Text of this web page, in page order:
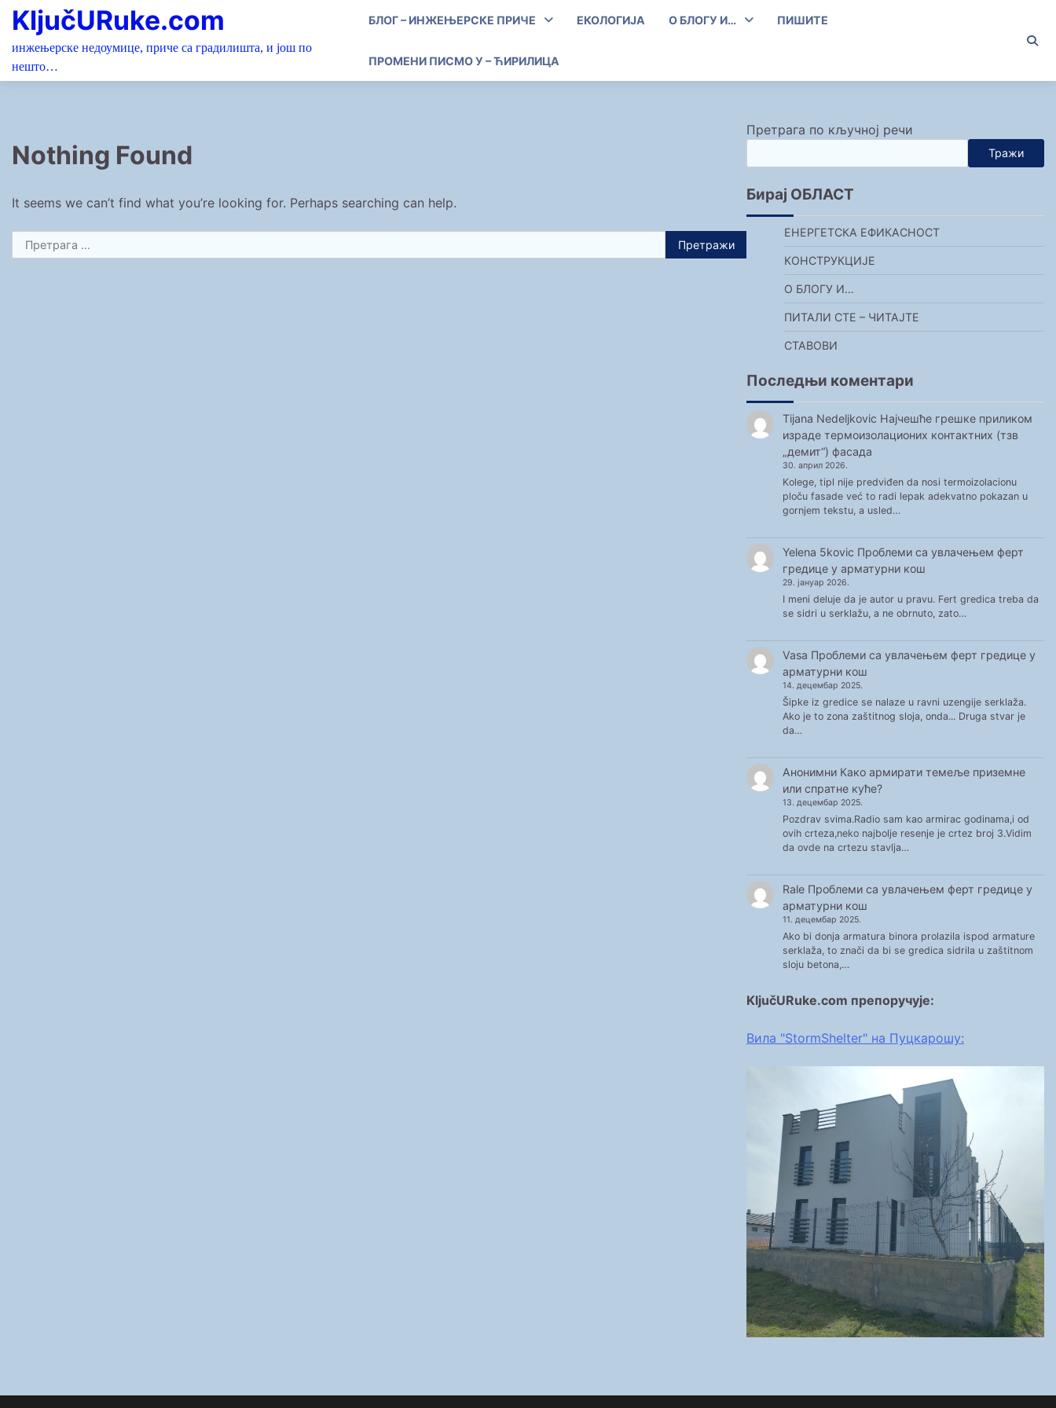
Skip
content
KljučURuke.com
инжењерске недоумице, приче са градилишта, и још по
нешто…
БЛОГ – ИНЖЕЊЕРСКЕ ПРИЧЕ ЕКОЛОГИЈА О БЛОГУ И… ПИШИТЕ
ПРОМЕНИ ПИСМО У – ЋИРИЛИЦА
Nothing Found
It seems we can’t find what you’re looking for. Perhaps searching can help.
Претрага
за:
Претрага по кључној речи
Тражи
Бирај ОБЛАСТ
ЕНЕРГЕТСКА ЕФИКАСНОСТ
КОНСТРУКЦИЈЕ
О БЛОГУ И…
ПИТАЛИ СТЕ – ЧИТАЈТЕ
СТАВОВИ
Последњи коментари
Tijana Nedeljkovic Најчешће грешке приликом
израде термоизолационих контактних (тзв
„демит“) фасада
30. април 2026.
Kolege, tipl nije predviđen da nosi termoizolacionu
ploču fasade već to radi lepak adekvatno pokazan u
gornjem tekstu, a usled…
Yelena 5kovic Проблеми са увлачењем ферт
гредице у арматурни кош
29. јануар 2026.
I meni deluje da je autor u pravu. Fert gredica treba da
se sidri u serklažu, a ne obrnuto, zato…
Vasa Проблеми са увлачењем ферт гредице у
арматурни кош
14. децембар 2025.
Šipke iz gredice se nalaze u ravni uzengije serklaža.
Ako je to zona zaštitnog sloja, onda... Druga stvar je
da…
Анонимни Како армирати темеље приземне
или спратне куће?
13. децембар 2025.
Pozdrav svima.Radio sam kao armirac godinama,i od
ovih crteza,neko najbolje resenje je crtez broj 3.Vidim
da ovde na crtezu stavlja…
Rale Проблеми са увлачењем ферт гредице у
арматурни кош
11. децембар 2025.
Ako bi donja armatura binora prolazila ispod armature
serklaža, to znači da bi se gredica sidrila u zaštitnom
sloju betona,…
KljučURuke.com препоручује:
Вила "StormShelter" на Пуцкарошу: